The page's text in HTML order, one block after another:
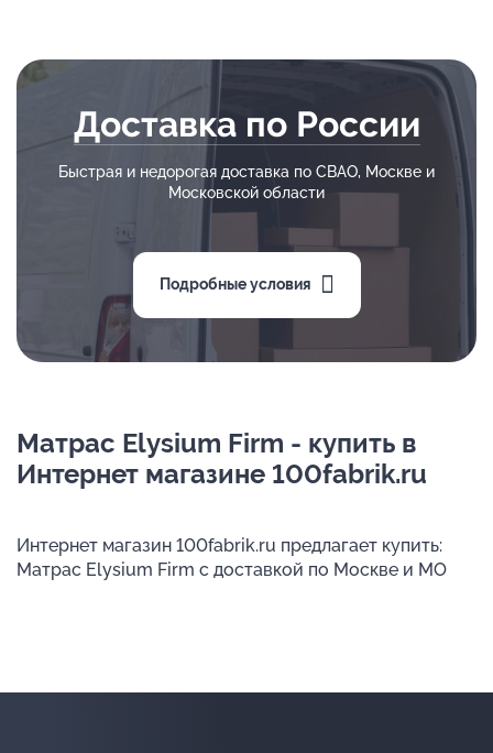
Доставка по России
Быстрая и недорогая доставка по СВАО, Москве и
Московской области
Подробные условия
Матрас Elysium Firm - купить в
Интернет магазине 100fabrik.ru
Интернет магазин 100fabrik.ru предлагает купить:
Матрас Elysium Firm с доставкой по Москве и МО